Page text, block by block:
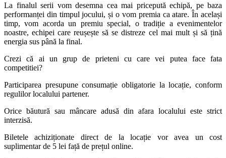
La finalul serii vom desemna cea mai pricepută echipă, pe baza
performanței din timpul jocului, și o vom premia ca atare. În același
timp, vom acorda un premiu special, o tradiție a evenimentelor
noastre, echipei care reușește să se distreze cel mai mult și să țină
energia sus până la final.
Crezi că ai un grup de prieteni cu care vei putea face fata
competitiei?
Participarea presupune consumație obligatorie la locație, conform
regulilor localului partener.
Orice băutură sau mâncare adusă din afara localului este strict
interzisă.
Biletele achiziționate direct de la locație vor avea un cost
suplimentar de 5 lei față de prețul online.